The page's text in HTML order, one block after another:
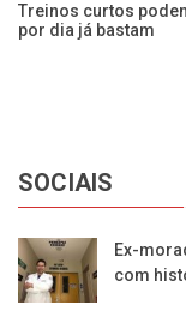
Treinos curtos
por dia já bastam
SOCIAIS
Ex-
com